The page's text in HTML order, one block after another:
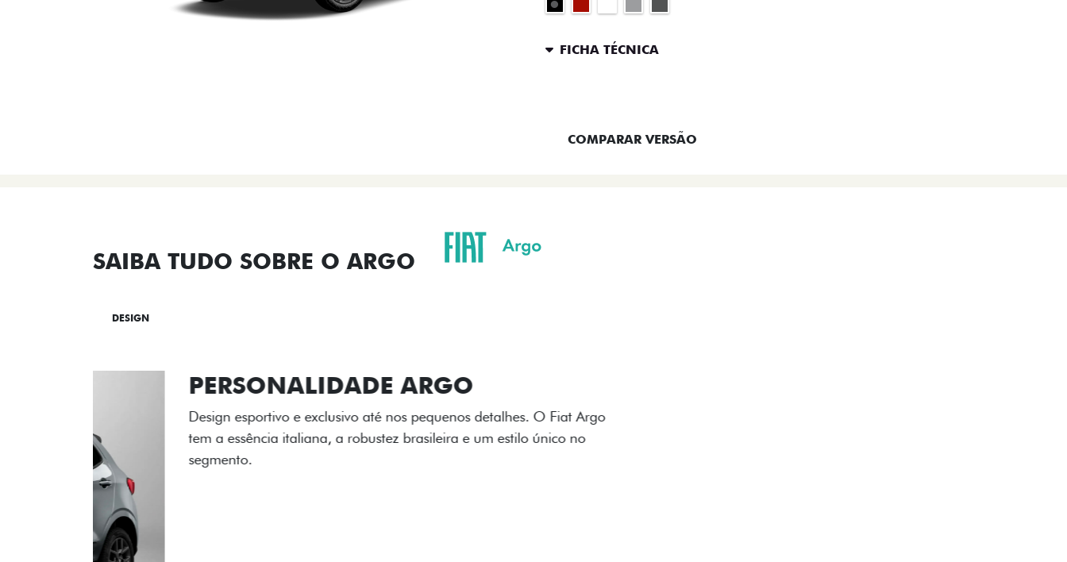
FICHA TÉCNICA
COMPARAR VERSÃO
SAIBA TUDO SOBRE O ARGO
DESIGN
A flag italiana e o novo logo Fiat também aparecem no interior do
carro, que possui acabamento impecável e detalhes escurecidos.